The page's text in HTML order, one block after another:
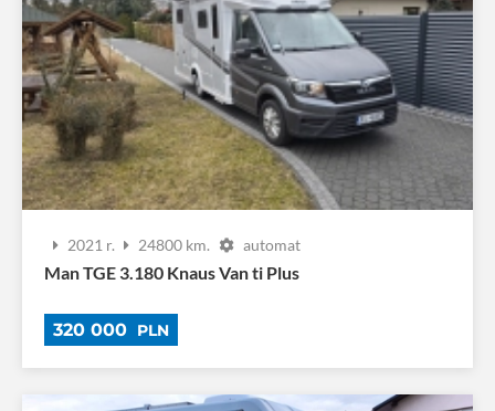
2021 r. 24800 km. automat
Man TGE 3.180 Knaus Van ti Plus
320 000 PLN